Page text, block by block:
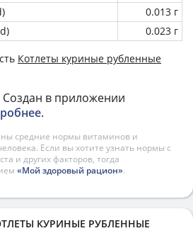
0.013 г
0.023 г
Котлеты куриные рубленные
в приложении
.
средние нормы витаминов и
Если вы хотите узнать нормы с
и других факторов, тогда
«Мой здоровый рацион».
КУРИНЫЕ РУБЛЕННЫЕ